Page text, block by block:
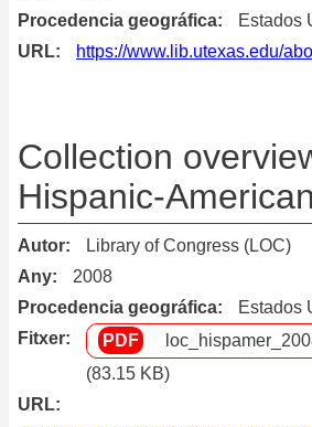
Procedencia geográfica
Estados
URL
https://www.lib.utexas.edu/
Collection
Hispanic-
Autor
Library of Congress (LOC)
Any
2008
Procedencia geográfica
Estados
Fitxer
(83.15 KB)
URL